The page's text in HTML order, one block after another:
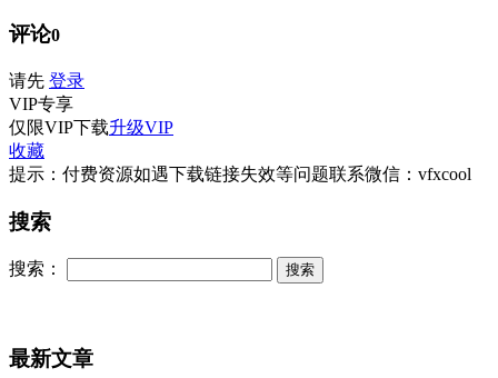
评论0
请先 登录
VIP专享
仅限VIP下载升级VIP
收藏
提示：付费资源如遇下载链接失效等问题联系微信：vfxcool
搜索
搜索：
最新文章